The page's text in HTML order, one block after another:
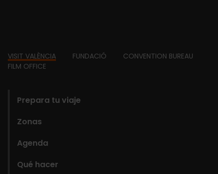
Footer
VISIT VALÈNCIA FUNDACIÓ
CONVENTION BUREAU
FILM OFFICE
Prepara tu viaje
Zonas
Agenda
Qué hacer